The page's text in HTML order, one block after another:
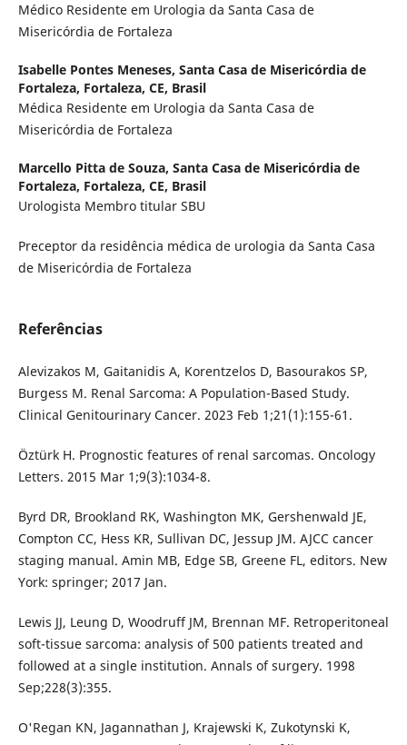
Médico Residente em Urologia da Santa Casa de
Misericórdia de Fortaleza
Isabelle Pontes Meneses, Santa Casa de Misericórdia de
Fortaleza, Fortaleza, CE, Brasil
Médica Residente em Urologia da Santa Casa de
Misericórdia de Fortaleza
Marcello Pitta de Souza, Santa Casa de Misericórdia de
Fortaleza, Fortaleza, CE, Brasil
Urologista Membro titular SBU
Preceptor da residência médica de urologia da Santa Casa
de Misericórdia de Fortaleza
Referências
Alevizakos M, Gaitanidis A, Korentzelos D, Basourakos SP,
Burgess M. Renal Sarcoma: A Population-Based Study.
Clinical Genitourinary Cancer. 2023 Feb 1;21(1):155-61.
Öztürk H. Prognostic features of renal sarcomas. Oncology
Letters. 2015 Mar 1;9(3):1034-8.
Byrd DR, Brookland RK, Washington MK, Gershenwald JE,
Compton CC, Hess KR, Sullivan DC, Jessup JM. AJCC cancer
staging manual. Amin MB, Edge SB, Greene FL, editors. New
York: springer; 2017 Jan.
Lewis JJ, Leung D, Woodruff JM, Brennan MF. Retroperitoneal
soft-tissue sarcoma: analysis of 500 patients treated and
followed at a single institution. Annals of surgery. 1998
Sep;228(3):355.
O'Regan KN, Jagannathan J, Krajewski K, Zukotynski K,